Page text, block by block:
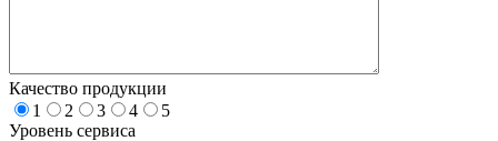
Качество продукции
1
2 3 4
5
Уровень сервиса